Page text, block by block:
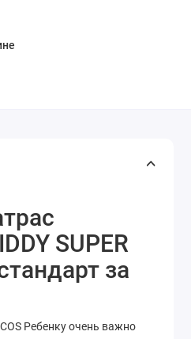
SUPER
за
Ребенку очень важно